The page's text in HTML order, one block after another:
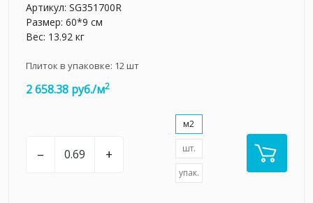
Артикул: SG351700R
Размер: 60*9 см
Вес: 13.92 кг
Плиток в упаковке: 12шт
2 658.38 руб./м2
– +
м2
шт.
упак.